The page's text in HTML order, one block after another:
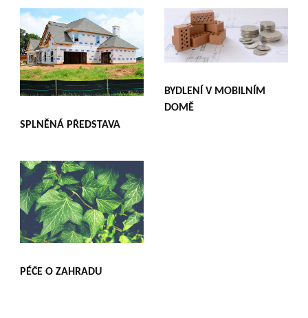
SPLNĚNÁ PŘEDSTAVA
BYDLENÍ V MOBILNÍM
DOMĚ
PÉČE O ZAHRADU